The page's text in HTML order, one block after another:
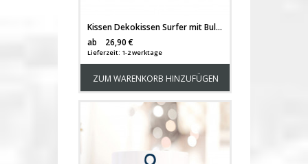
Kissen Dekokissen Surfer mit Bulli Bus Transporter und Surfbretter inklusive Füllung ks111
ab
26,90 €
Lieferzeit: 1-2 werktage
ZUM WARENKORB HINZUFÜGEN